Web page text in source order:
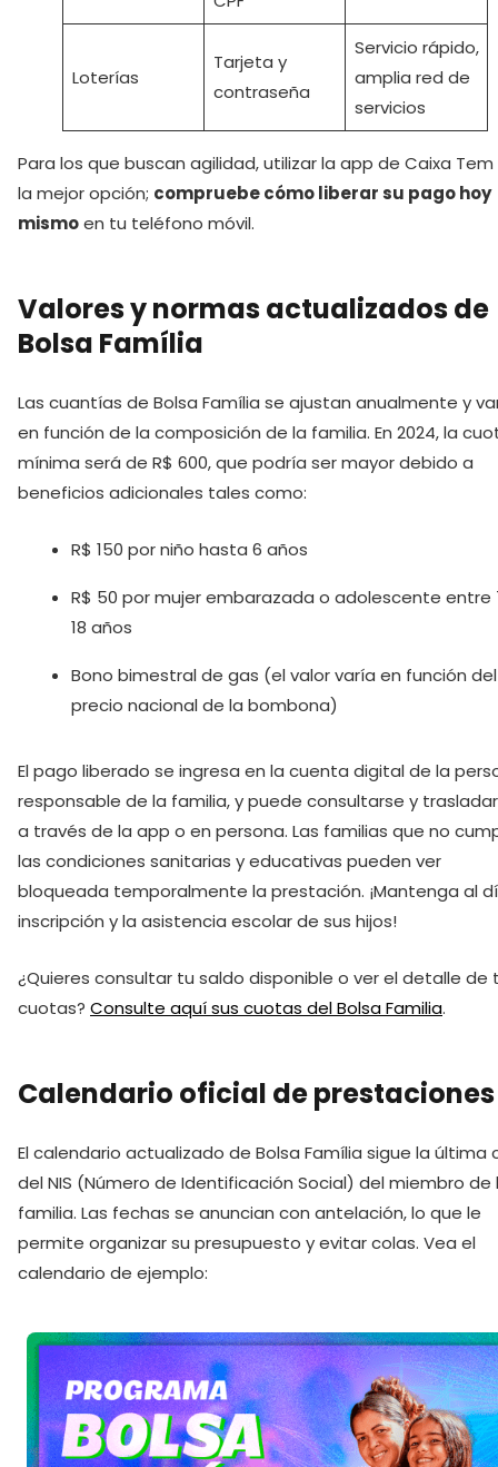
Loterías
Tarjeta y
contraseña
Servicio rápido,
amplia red de
servicios
Para los que buscan agilidad, utilizar la app de Caixa Tem
la mejor opción; compruebe cómo liberar su pago hoy
mismoen tu teléfono móvil.
Valores y normas actualizados de
Bolsa Família
Las cuantías de Bolsa Família se ajustan anualmente y
en función de la composición de la familia. En 2024, la
mínima será de R$ 600, que podría ser mayor debido a
beneficios adicionales tales como:
R$ 150 por niño hasta 6 años
R$ 50 por mujer embarazada o adolescente entre
18 años
Bono bimestral de gas (el valor varía en función del
precio nacional de la bombona)
El pago liberado se ingresa en la cuenta digital de la
responsable de la familia, y puede consultarse y
a través de la app o en persona. Las familias que no
las condiciones sanitarias y educativas pueden ver
bloqueada temporalmente la prestación. ¡Mantenga al
inscripción y la asistencia escolar de sus hijos!
¿Quieres consultar tu saldo disponible o ver el detalle de
cuotas? Consulte aquí sus cuotas del Bolsa Familia.
Calendario oficial de prestaciones
El calendario actualizado de Bolsa Família sigue la última
del NIS (Número de Identificación Social) del miembro de
familia. Las fechas se anuncian con antelación, lo que le
permite organizar su presupuesto y evitar colas. Vea el
calendario de ejemplo: